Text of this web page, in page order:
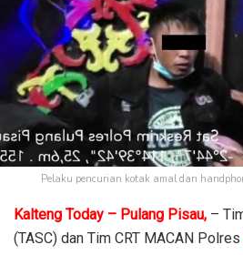
Pelaku pencurian kotak amal dan
Kalteng Today – Pulang Pisau, –
(TASC) dan Tim CRT MACAN Polres